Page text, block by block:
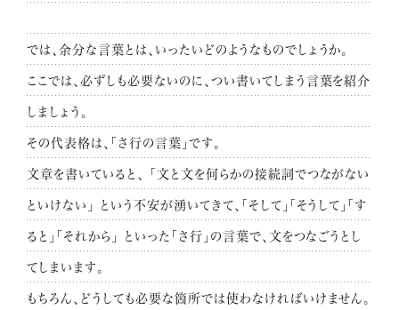
では、余分な言葉とは、いったいどのようなものでしょうか。
ここでは、必ずしも必要ないのに、つい書いてしまう言葉を紹介
しましょう。
その代表格は、「さ行の言葉」です。
文章を書いていると、 「文と文を何らかの接続詞でつながない
といけない」 という不安が湧いてきて、「そして」「そうして」「す
ると」「それから」 といった「さ行」の言葉で、文をつなごうとし
てしまいます。
もちろん、どうしても必要な箇所では使わなければいけません。